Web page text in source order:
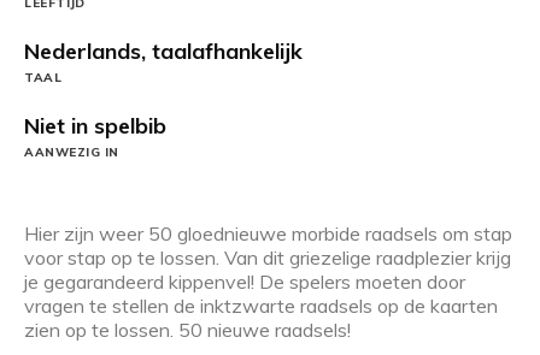
Nederlands, taalafhankelijk
TAAL
Niet in spelbib
AANWEZIG IN
Hier zijn weer 50 gloednieuwe morbide raadsels om stap
voor stap op te lossen. Van dit griezelige raadplezier krijg
je gegarandeerd kippenvel! De spelers moeten door
vragen te stellen de inktzwarte raadsels op de kaarten
zien op te lossen. 50 nieuwe raadsels!